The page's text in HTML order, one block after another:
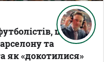
що
та
як «докотилися»